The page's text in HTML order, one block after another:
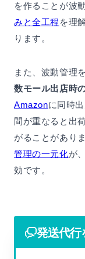
を作ることが波
みと全工程 を理
ります。
また、波動管理
数モール出店時
Amazonに同時
間が重なると出
がることがあり
管理の一元化が
効です。
発送代行